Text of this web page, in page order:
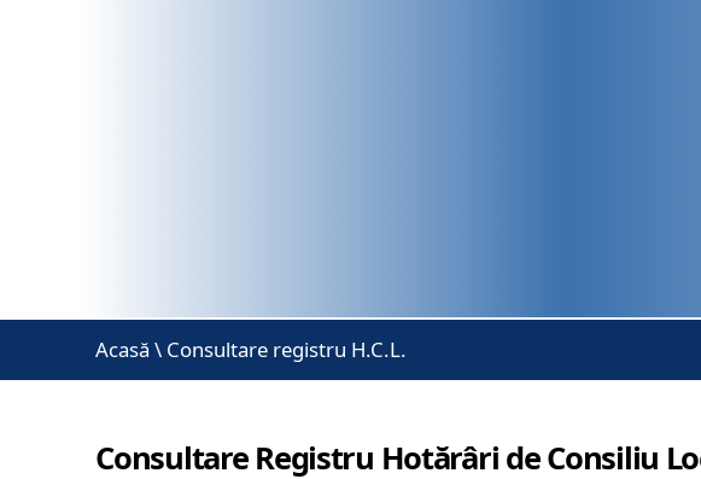
Acasă \ Consultare registru H.C.L.
Consultare Registru Hotărâri de Consiliu